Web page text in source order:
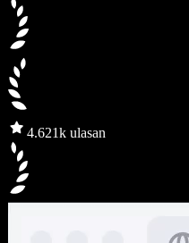
4.621k ulasan